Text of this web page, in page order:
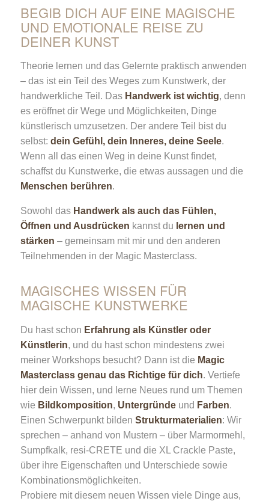
BEGIB DICH AUF EINE MAGISCHE
UND EMOTIONALE REISE ZU
DEINER KUNST
Theorie lernen und das Gelernte praktisch anwenden
– das ist ein Teil des Weges zum Kunstwerk, der
handwerkliche Teil. Das Handwerk ist wichtig, denn
es eröffnet dir Wege und Möglichkeiten, Dinge
künstlerisch umzusetzen. Der andere Teil bist du
selbst: dein Gefühl, dein Inneres, deine Seele.
Wenn all das einen Weg in deine Kunst findet,
schaffst du Kunstwerke, die etwas aussagen und die
Menschen berühren.
Sowohl das Handwerk als auch das Fühlen,
Öffnen und Ausdrücken kannst du lernen und
stärken – gemeinsam mit mir und den anderen
Teilnehmenden in der Magic Masterclass.
MAGISCHES WISSEN FÜR
MAGISCHE KUNSTWERKE
Du hast schon Erfahrung als Künstler oder
Künstlerin, und du hast schon mindestens zwei
meiner Workshops besucht? Dann ist die Magic
Masterclass genau das Richtige für dich. Vertiefe
hier dein Wissen, und lerne Neues rund um Themen
wie Bildkomposition, Untergründeund Farben.
Einen Schwerpunkt bilden Strukturmaterialien: Wir
sprechen – anhand von Mustern – über Marmormehl,
Sumpfkalk, resi-CRETE und die XL Crackle Paste,
über ihre Eigenschaften und Unterschiede sowie
Kombinationsmöglichkeiten.
Probiere mit diesem neuen Wissen viele Dinge aus,